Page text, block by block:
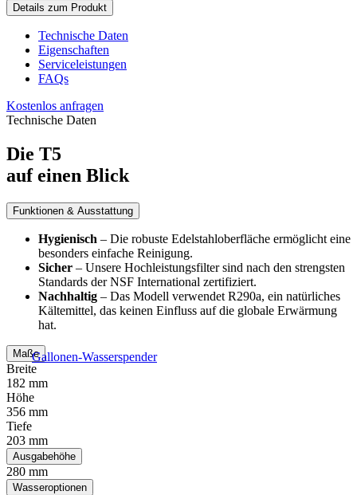
Gallonen-Wasserspender
Details zum Produkt
Technische Daten
Eigenschaften
Serviceleistungen
FAQs
Kostenlos anfragen
Technische Daten
Die T5
auf einen Blick
Funktionen & Ausstattung
Hygienisch – Die robuste Edelstahloberfläche ermöglicht eine
besonders einfache Reinigung.
Sicher – Unsere Hochleistungsfilter sind nach den strengsten
Standards der NSF International zertifiziert.
Nachhaltig – Das Modell verwendet R290a, ein natürliches
Kältemittel, das keinen Einfluss auf die globale Erwärmung
hat.
Maße
Breite
182 mm
Höhe
356 mm
Tiefe
203 mm
Ausgabehöhe
280 mm
Wasseroptionen